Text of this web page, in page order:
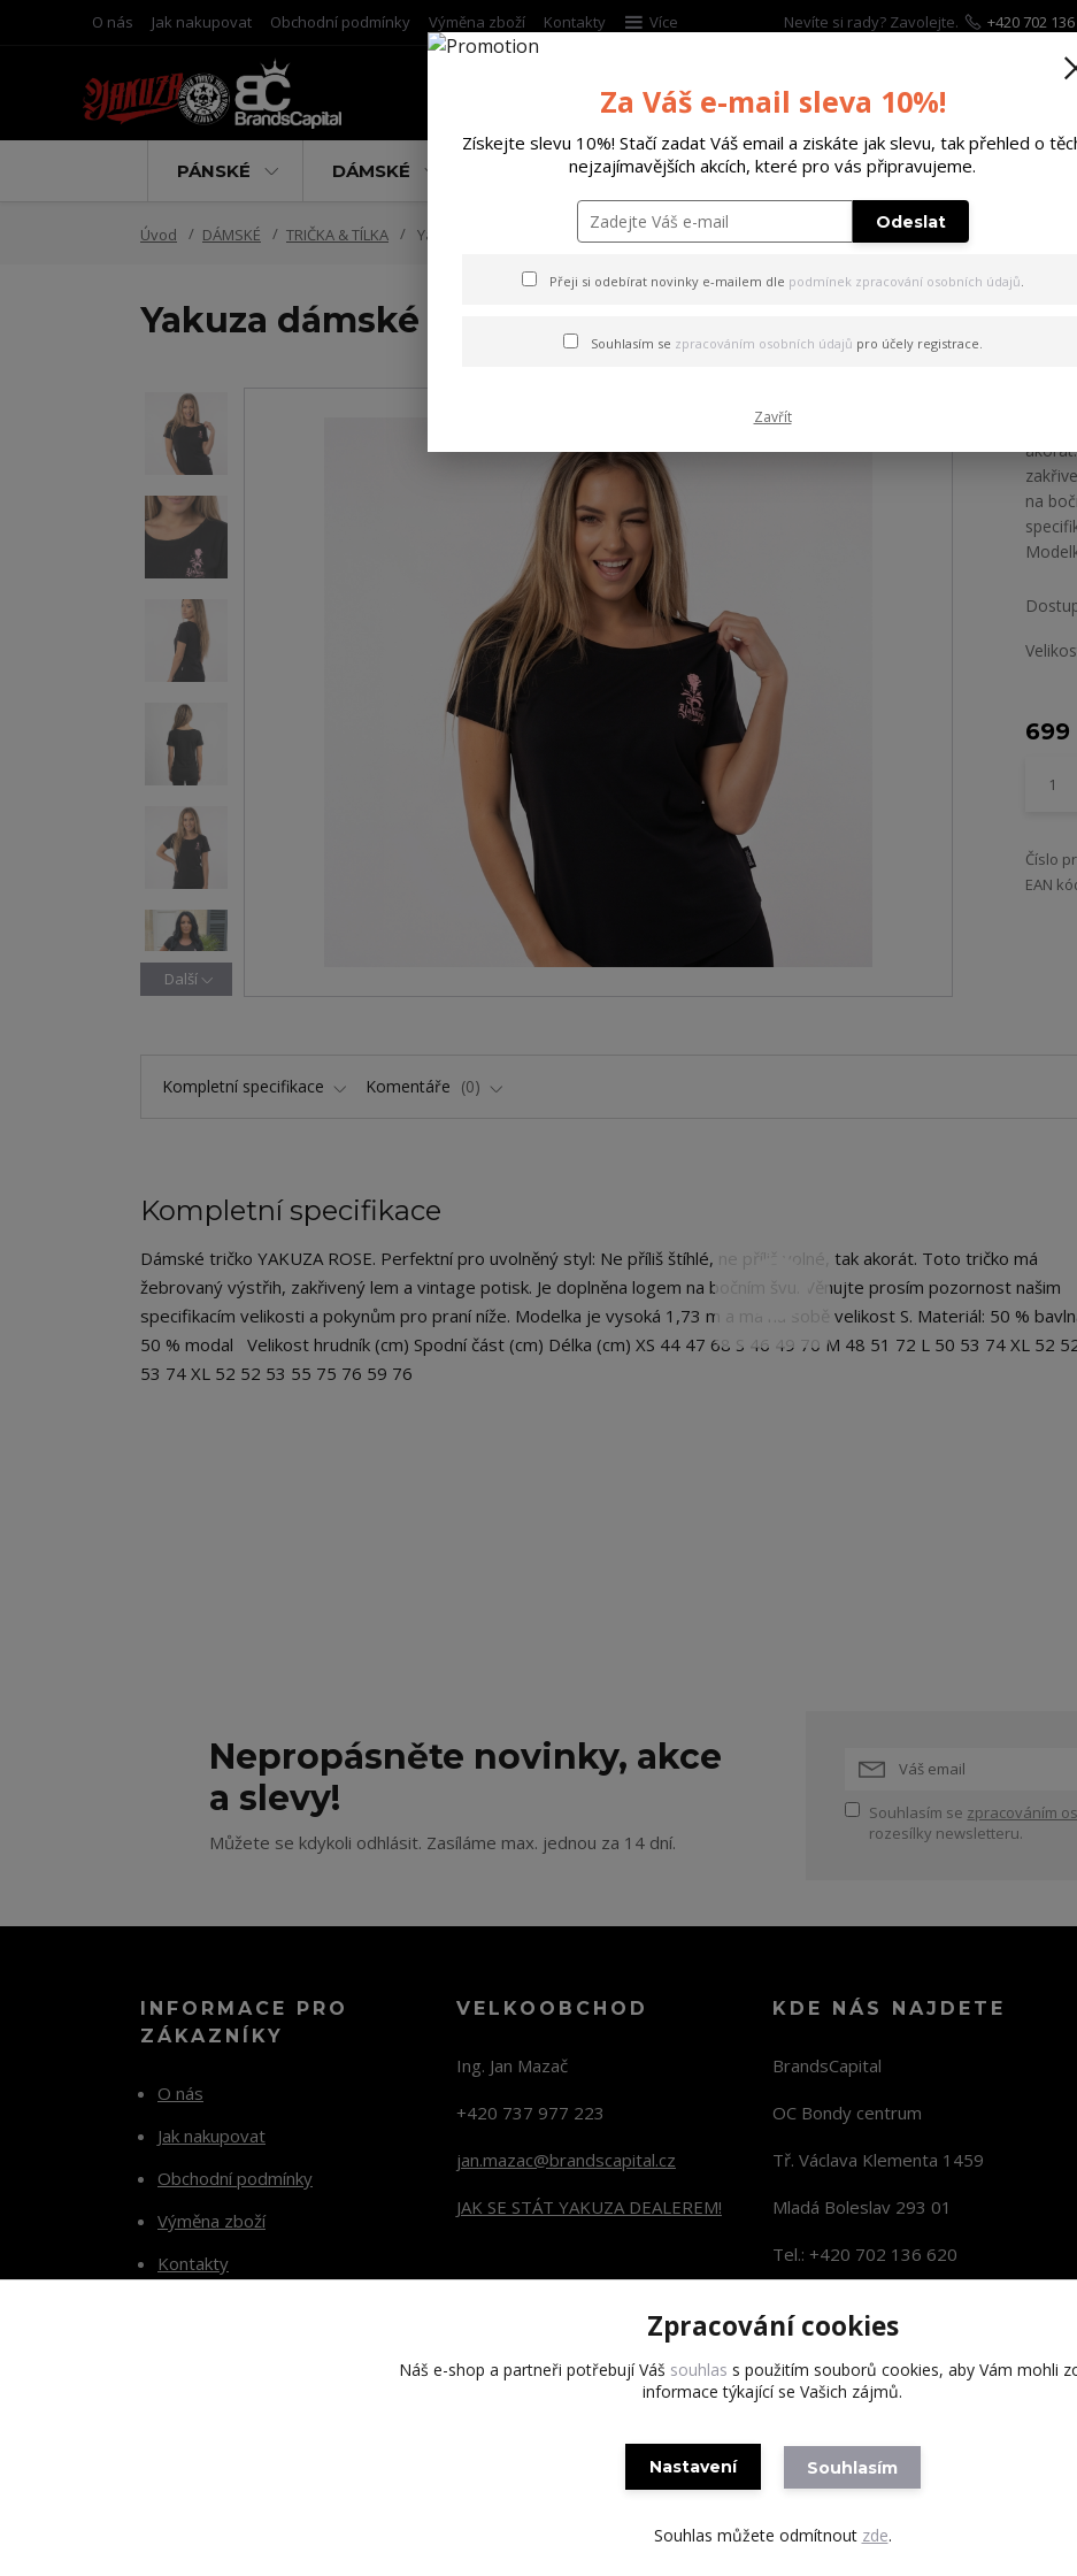
O nás Jak nakupovat Obchodní podmínky Výměna zboží Kontakty Více Nevíte si rady? Zavolejte. +420 702
PÁNSKÉ DÁMSKÉ DOPLŇKY DÁRKOVÉ POUKAZY
Úvod DÁMSKÉ TRIČKA & TÍLKA Yakuza dámské tílko Rose Curved Crew Neck Basic T-Shirt black 3XL
Yakuza dámské tílko Rose Curved Crew Neck Basic
Další
na
699
Číslo
EAN
Kompletní specifikace Komentáře 0
Kompletní specifikace
Dámské tričko YAKUZA ROSE. Perfektní pro uvolněný styl: Ne příliš štíhlé, ne příliš volné, tak akorát. Toto tričko má
žebrovaný výstřih, zakřivený lem a vintage potisk. Je doplněna logem na bočním švu. Věnujte prosím pozornost našim
specifikacím velikosti a pokynům pro praní níže. Modelka je vysoká 1,73 m a má na sobě velikost S. Materiál: 50 %
50 % modal Velikost hrudník (cm) Spodní část (cm) Délka (cm) XS 44 47 68 S 46 49 70 M 48 51 72 L 50 53 74 XL 52
53 74 XL 52 52 53 55 75 76 59 76
Nepropásněte novinky, akce
a slevy!
Můžete se kdykoli odhlásit. Zasíláme max. jednou za 14 dní.
Souhlasím se zpracováním
rozesílky newsletteru.
INFORMACE PRO
ZÁKAZNÍKY
O nás
Jak nakupovat
Obchodní podmínky
Výměna zboží
Kontakty
VELKOOBCHOD
Ing. Jan Mazač
+420 737 977 223
jan.mazac@brandscapital.cz
JAK SE STÁT YAKUZA DEALEREM!
KDE NÁS NAJDETE
BrandsCapital
OC Bondy centrum
Tř. Václava Klementa 1459
Mladá Boleslav 293 01
Tel.: +420 702 136 620
Copyright 2020 BrandsCapital s.r.o.
Za Váš e-mail sleva 10%!
Získejte slevu 10%! Stačí zadat Váš email a ziskáte jak slevu, tak přehled o
nejzajímavějších akcích, které pro vás připravujeme.
Odeslat
Přeji si odebírat novinky e-mailem dle podmínek zpracování osobních údajů.
Souhlasím se zpracováním osobních údajů pro účely registrace.
Zavřít
Zpracování cookies
Náš e-shop a partneři potřebují Váš souhlas s použitím souborů cookies, aby Vám mohli
informace týkající se Vašich zájmů.
Nastavení Souhlasím
Souhlas můžete odmítnout zde.